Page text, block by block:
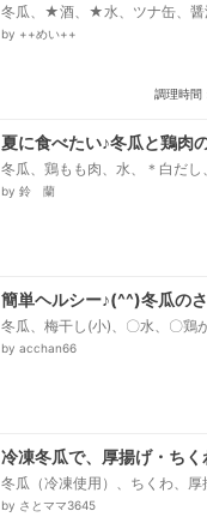
冬瓜、★酒、★水、ツナ缶、醤
by ++めい++
調理時間
夏に食べたい♪冬瓜と鶏肉
冬瓜、鶏もも肉、水、＊白だ
by 鈴 蘭
簡単ヘルシー♪(^^)冬瓜の
冬瓜、梅干し(小)、〇水、〇鶏
ん、〇酒
by acchan66
冷凍冬瓜で、厚揚げ・ちく
冬瓜（冷凍使用）、ちくわ、厚
酒
by さとママ3645